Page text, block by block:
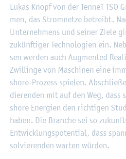
Lukas Knopf von der Ten­neT
men, das Strom­net­ze be­treibt.
Un­ter­neh­mens und sei­ner Ziele
zu­künf­ti­ger Tech­no­lo­gi­en ein.
sen wer­den auch Aug­men­ted
Zwil­lin­ge von Ma­schi­nen eine
shore-Pro­zess spie­len.
die­ren­den mit auf den Weg,
shore En­er­gi­en den rich­ti­gen
haben. Die Bran­che sei so
Ent­wick­lungs­po­ten­ti­al, dass
sol­vie­ren­den war­ten wür­den.